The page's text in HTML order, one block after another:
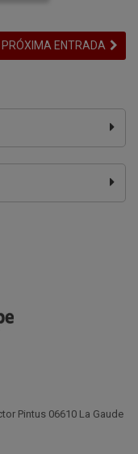
PRÓXIMA ENTRADA
Pintus 06610 La Gaude